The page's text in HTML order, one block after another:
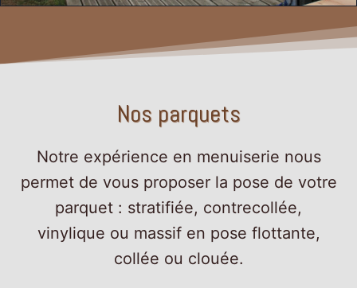
Nos parquets
Notre expérience en menuiserie nous
permet de vous proposer la pose de votre
parquet : stratifiée, contrecollée,
vinylique ou massif en pose flottante,
collée ou clouée.